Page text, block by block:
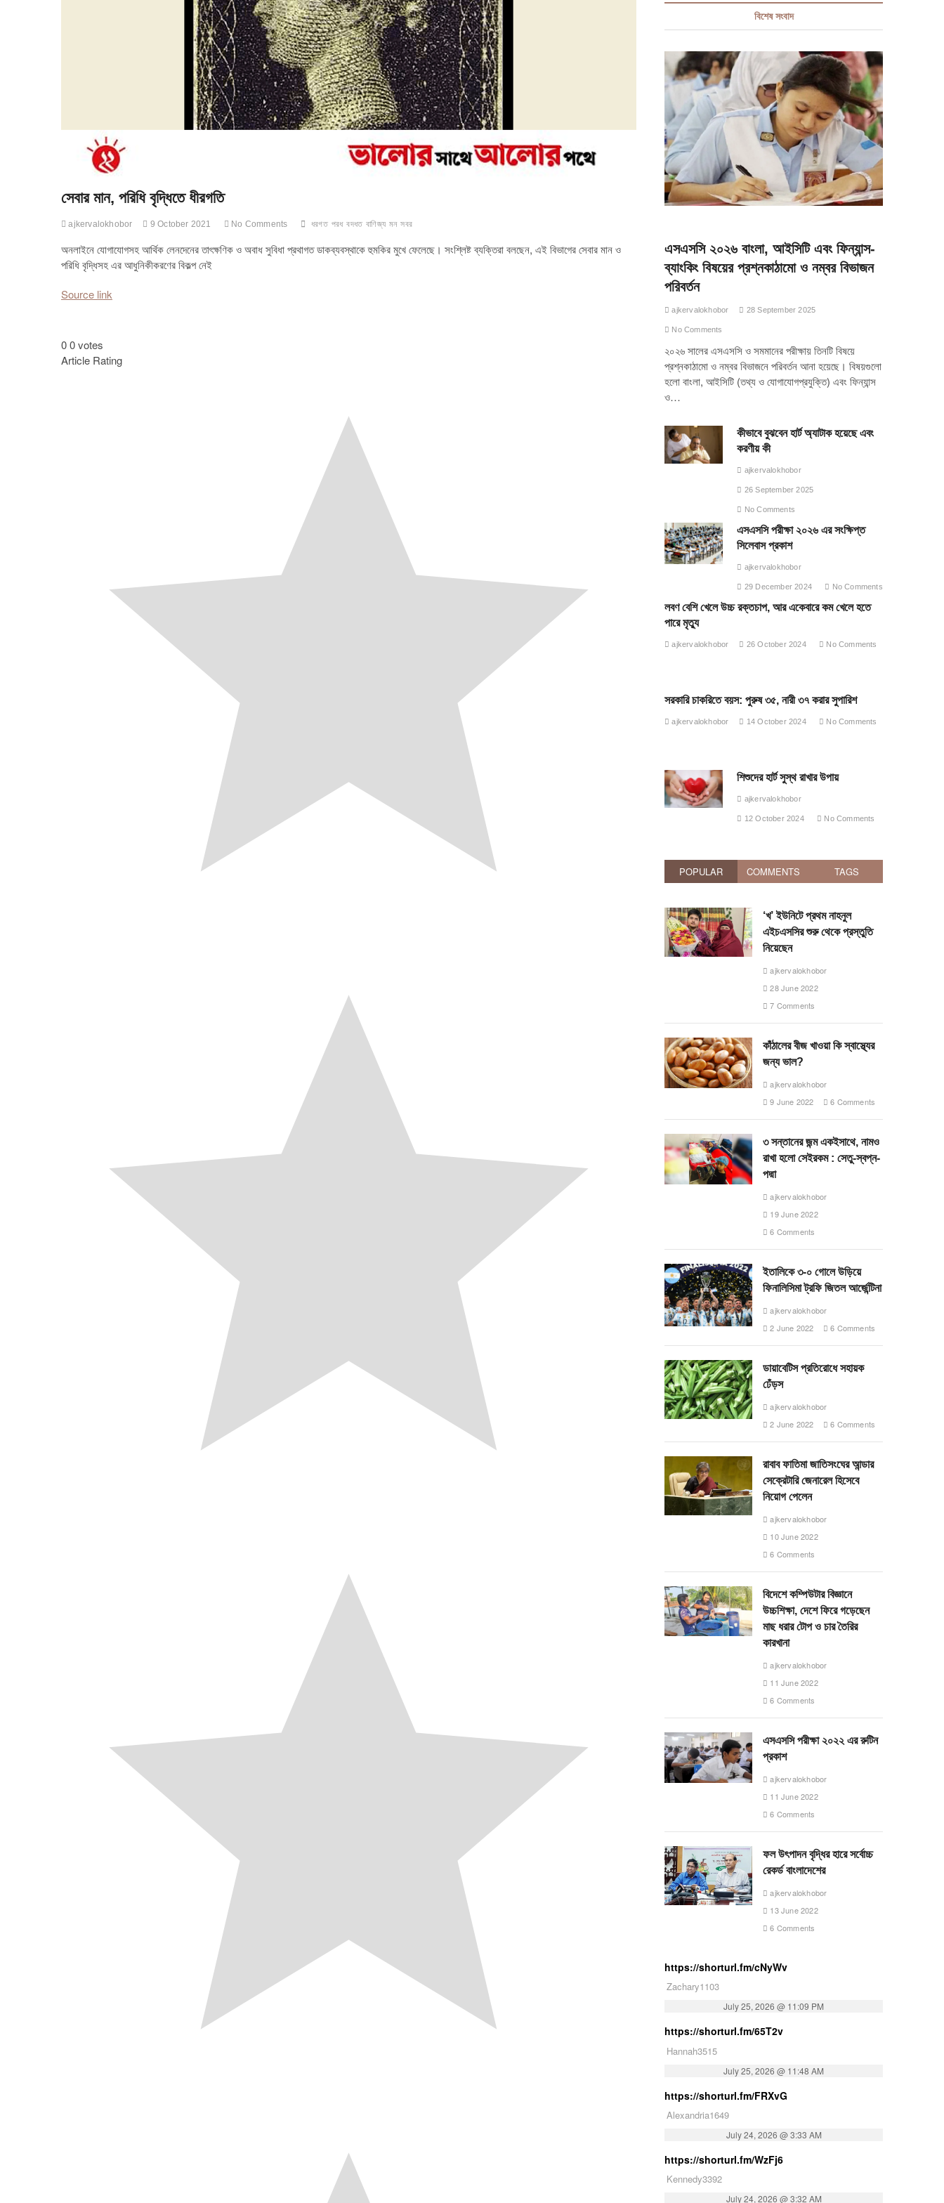
সেবার মান, পরিধি বৃদ্ধিতে ধীরগতি
ajkervalokhobor 9 October 2021 No Comments ধরগত পরধ বদধত বাণিজ্য মন সবর
অনলাইনে যোগাযোগসহ আর্থিক লেনদেনের তাৎক্ষণিক ও অবাধ সুবিধা প্রথাগত ডাকব্যবস্থাকে হুমকির মুখে ফেলেছে। সংশ্লিষ্ট ব্যক্তিরা বলছেন, এই বিভাগের সেবার মান ও
পরিধি বৃদ্ধিসহ এর আধুনিকীকরণের বিকল্প নেই
Source link
00votes
Article Rating
বিশেষ সংবাদ
এসএসসি ২০২৬ বাংলা, আইসিটি এবং ফিন্যান্স-
ব্যাংকিং বিষয়ের প্রশ্নকাঠামো ও নম্বর বিভাজন
পরিবর্তন
ajkervalokhobor 28 September 2025
No Comments
২০২৬ সালের এসএসসি ও সমমানের পরীক্ষায় তিনটি বিষয়ে
প্রশ্নকাঠামো ও নম্বর বিভাজনে পরিবর্তন আনা হয়েছে। বিষয়গুলো
হলো বাংলা, আইসিটি (তথ্য ও যোগাযোগপ্রযুক্তি) এবং ফিন্যান্স
ও…
কীভাবে বুঝবেন হার্ট অ্যাটাক হয়েছে এবং
করণীয় কী
ajkervalokhobor
26 September 2025
No Comments
এসএসসি পরীক্ষা ২০২৬ এর সংক্ষিপ্ত
সিলেবাস প্রকাশ
ajkervalokhobor
29 December 2024 No Comments
লবণ বেশি খেলে উচ্চ রক্তচাপ, আর একেবারে কম খেলে হতে
পারে মৃত্যু
ajkervalokhobor 26 October 2024 No Comments
সরকারি চাকরিতে বয়স: পুরুষ ৩৫, নারী ৩৭ করার সুপারিশ
ajkervalokhobor 14 October 2024 No Comments
শিশুদের হার্ট সুস্থ রাখার উপায়
ajkervalokhobor
12 October 2024 No Comments
POPULAR COMMENTS TAGS
‘খ’ ইউনিটে প্রথম নাহনুল
এইচএসসির শুরু থেকে প্রস্তুতি
নিয়েছেন
ajkervalokhobor
28 June 2022
7 Comments
কাঁঠালের বীজ খাওয়া কি স্বাস্থ্যের
জন্য ভাল?
ajkervalokhobor
9 June 2022
6 Comments
৩ সন্তানের জন্ম একইসাথে, নামও
রাখা হলো সেইরকম : সেতু-স্বপ্ন-
পদ্মা
ajkervalokhobor
19 June 2022
6 Comments
ইতালিকে ৩-০ গোলে উড়িয়ে
ফিনালিসিমা ট্রফি জিতল আর্জেন্টিনা
ajkervalokhobor
2 June 2022
6 Comments
ডায়াবেটিস প্রতিরোধে সহায়ক
ঢেঁড়স
ajkervalokhobor
2 June 2022
6 Comments
রাবাব ফাতিমা জাতিসংঘের আন্ডার
সেক্রেটারি জেনারেল হিসেবে
নিয়োগ পেলেন
ajkervalokhobor
10 June 2022
6 Comments
বিদেশে কম্পিউটার বিজ্ঞানে
উচ্চশিক্ষা, দেশে ফিরে গড়েছেন
মাছ ধরার টোপ ও চার তৈরির
কারখানা
ajkervalokhobor
11 June 2022
6 Comments
এসএসসি পরীক্ষা ২০২২ এর রুটিন
প্রকাশ
ajkervalokhobor
11 June 2022
6 Comments
ফল উৎপাদন বৃদ্ধির হারে সর্বোচ্চ
রেকর্ড বাংলাদেশের
ajkervalokhobor
13 June 2022
6 Comments
https://shorturl.fm/cNyWv
Zachary1103
July 25, 2026 @ 11:09 PM
https://shorturl.fm/65T2v
Hannah3515
July 25, 2026 @ 11:48 AM
https://shorturl.fm/FRXvG
Alexandria1649
July 24, 2026 @ 3:33 AM
https://shorturl.fm/WzFj6
Kennedy3392
July 24, 2026 @ 3:32 AM